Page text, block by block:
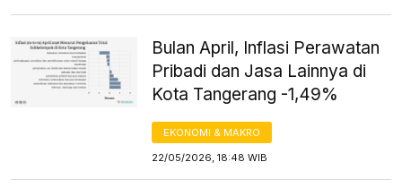
Bulan April, Inflasi Perawatan
Pribadi dan Jasa Lainnya di
Kota Tangerang -1,49%
EKONOMI & MAKRO
22/05/2026, 18:48 WIB